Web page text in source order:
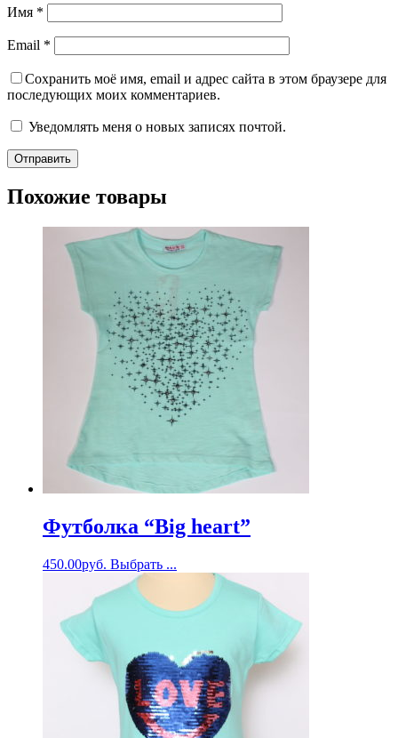
Имя *
Email *
Сохранить моё имя, email и адрес сайта в этом браузере для
последующих моих комментариев.
Уведомлять меня о новых записях почтой.
Похожие товары
Футболка “Big heart”
450.00руб. Выбрать ...